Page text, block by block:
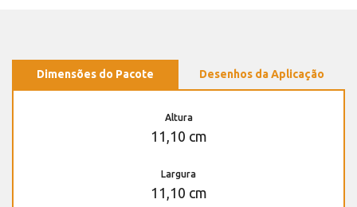
Dimensões do Pacote Desenhos da Aplicação
Altura
11,10 cm
Largura
11,10 cm